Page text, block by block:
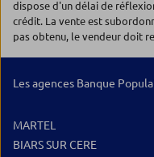
dispose d'un délai de
crédit. La vente est
pas obtenu, le vendeur doit
Les agences Banque
MARTEL
BIARS SUR CERE